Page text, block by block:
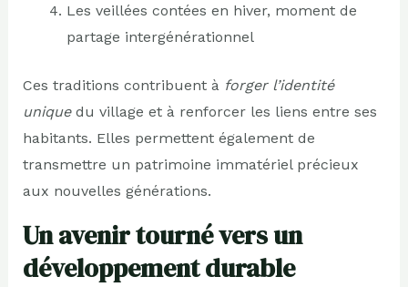
Les veillées contées en hiver, moment de
partage intergénérationnel
Ces traditions contribuent à forger l’identité
uniquedu village et à renforcer les liens entre ses
habitants. Elles permettent également de
transmettre un patrimoine immatériel précieux
aux nouvelles générations.
Un avenir tourné vers un
développement durable